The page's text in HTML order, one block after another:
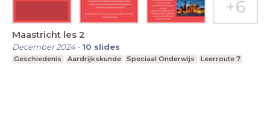
Maastricht les 2
December 2024- 10 slides
Geschiedenis Aardrijkskunde Speciaal Onderwijs Leerroute 7